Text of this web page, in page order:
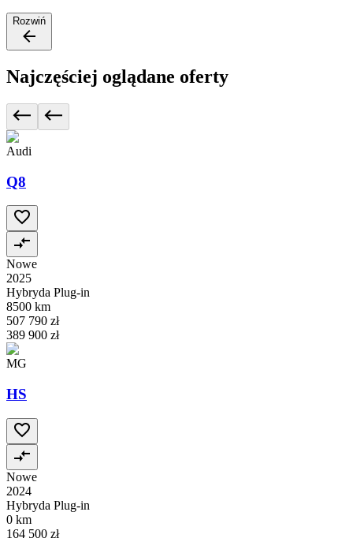
Rozwiń
Najczęściej oglądane oferty
Audi
Q8
Nowe
2025
Hybryda Plug-in
8500 km
507 790 zł
389 900 zł
MG
HS
Nowe
2024
Hybryda Plug-in
0 km
164 500 zł